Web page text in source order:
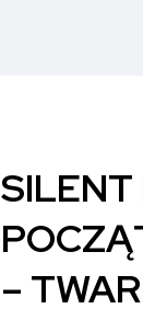
SILENT
–